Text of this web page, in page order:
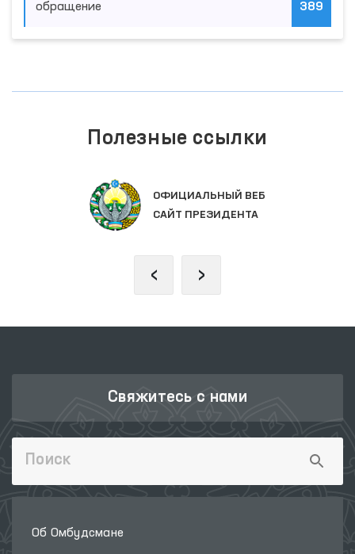
обращение 389
Полезные ссылки
ОФИЦИАЛЬНЫЙ ВЕБ
САЙТ ПРЕЗИДЕНТА
‹ ›
Свяжитесь с нами
Об Омбудсмане